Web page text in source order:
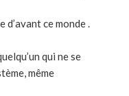
ce monde .
qui ne se
même